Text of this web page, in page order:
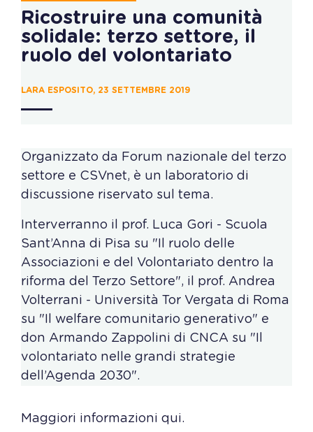
Ricostruire una comunità
solidale: terzo settore, il
ruolo del volontariato
LARA ESPOSITO, 23 SETTEMBRE 2019
Organizzato da Forum nazionale del terzo
settore e CSVnet, è un laboratorio di
discussione riservato sul tema.
Interverranno il prof. Luca Gori - Scuola
Sant’Anna di Pisa su "Il ruolo delle
Associazioni e del Volontariato dentro la
riforma del Terzo Settore", il prof. Andrea
Volterrani - Università Tor Vergata di Roma
su "Il welfare comunitario generativo" e
don Armando Zappolini di CNCA su "Il
volontariato nelle grandi strategie
dell’Agenda 2030".
Maggiori informazioni qui.